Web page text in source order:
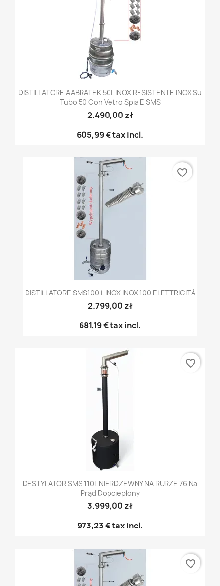
DISTILLATORE AABRATEK 50L INOX RESISTENTE INOX Su
Tubo 50 Con Vetro Spia E SMS
2.490,00 zł
605,99 €tax incl.
DISTILLATORE SMS100 L INOX INOX 100 ELETTRICITÀ
2.799,00 zł
681,19 €tax incl.
favorite_border
DESTYLATOR SMS 110L NIERDZEWNY NA RURZE 76 Na
Prąd Dopcieplony
3.999,00 zł
973,23 €tax incl.
favorite_border
favorite_border